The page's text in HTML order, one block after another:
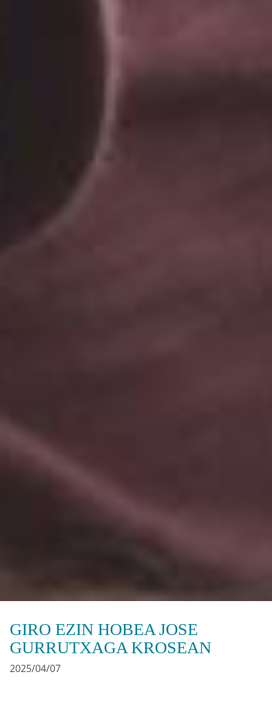
GIRO EZIN HOBEA JOSE
GURRUTXAGA KROSEAN
2025/04/07